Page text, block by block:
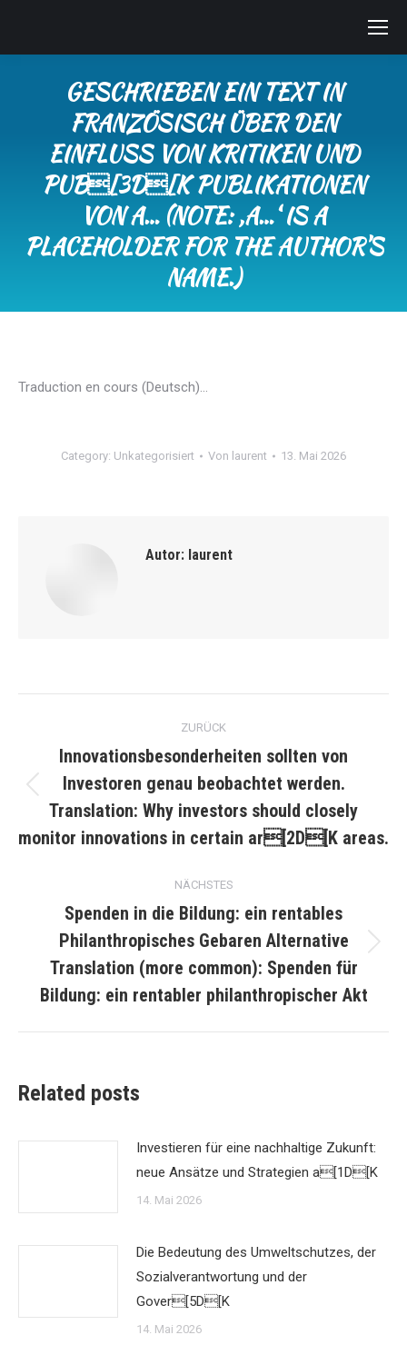
GESCHRIEBEN EIN TEXT IN
FRANZÖSISCH ÜBER DEN
EINFLUSS VON KRITIKEN UND
PUB[3D[K PUBLIKATIONEN
VON A… (NOTE: ‚A…‘ IS A
PLACEHOLDER FOR THE AUTHOR’S
NAME.)
Traduction en cours (Deutsch)…
Category: Unkategorisiert Von laurent 13. Mai 2026
Autor: laurent
Kommentarnavigation
ZURÜCK
Beitrag:
Innovationsbesonderheiten sollten von
Investoren genau beobachtet werden.
Translation: Why investors should closely
monitor innovations in certain ar[2D[K areas.
NÄCHSTES
Beitrag:
Spenden in die Bildung: ein rentables
Philanthropisches Gebaren Alternative
Translation (more common): Spenden für
Bildung: ein rentabler philanthropischer Akt
Related posts
Investieren für eine nachhaltige Zukunft:
neue Ansätze und Strategien a[1D[K
14. Mai 2026
Die Bedeutung des Umweltschutzes, der
Sozialverantwortung und der
Gover[5D[K
14. Mai 2026